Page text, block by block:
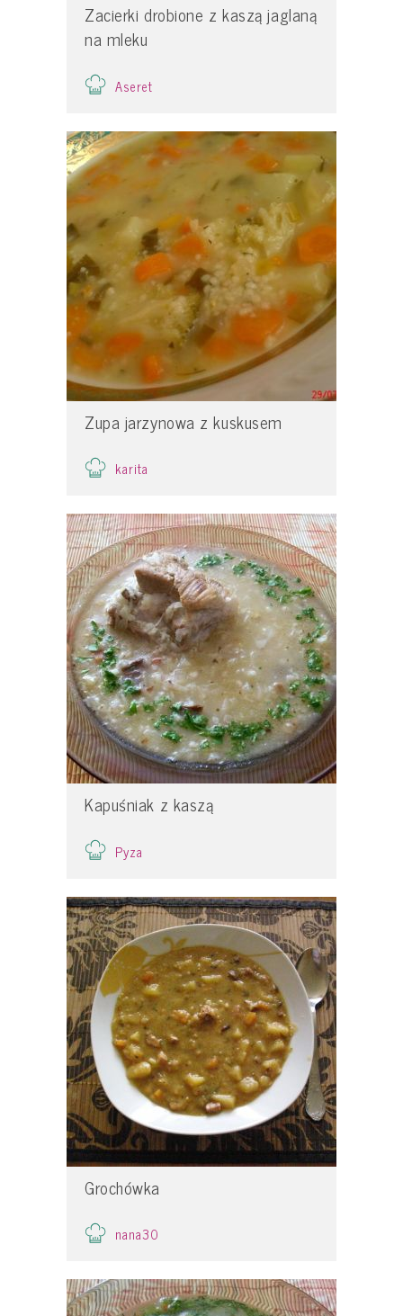
Zacierki drobione z kaszą jaglaną
na mleku
Aseret
Zupa jarzynowa z kuskusem
karita
Kapuśniak z kaszą
Pyza
Grochówka
nana30